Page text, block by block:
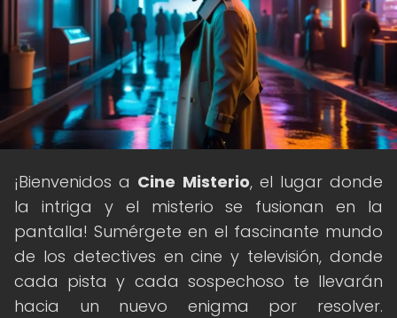
¡Bienvenidos a Cine Misterio, el lugar donde
la intriga y el misterio se fusionan en la
pantalla! Sumérgete en el fascinante mundo
de los detectives en cine y televisión, donde
cada pista y cada sospechoso te llevarán
hacia un nuevo enigma por resolver.